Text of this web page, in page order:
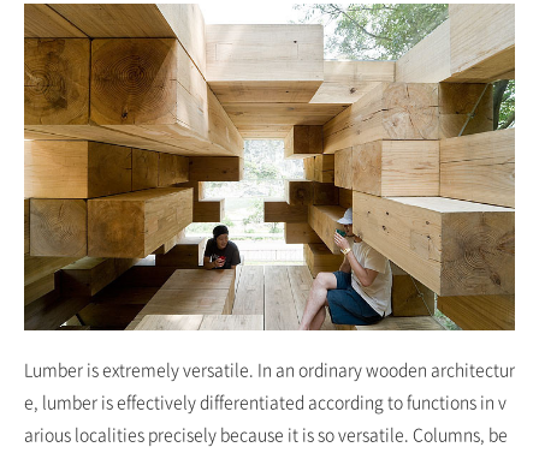
Lumber is extremely versatile. In an ordinary wooden architectur
e, lumber is effectively differentiated according to functions in v
arious localities precisely because it is so versatile. Columns, be